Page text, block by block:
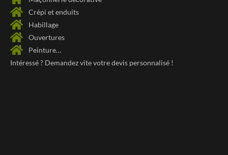
Crépi et enduits
Habillage
Ouvertures
Peinture…
Intéressé ? Demandez vite votredevis personnalisé !